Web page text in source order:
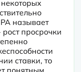
РА называет
просрочки
ставки, то
понятным